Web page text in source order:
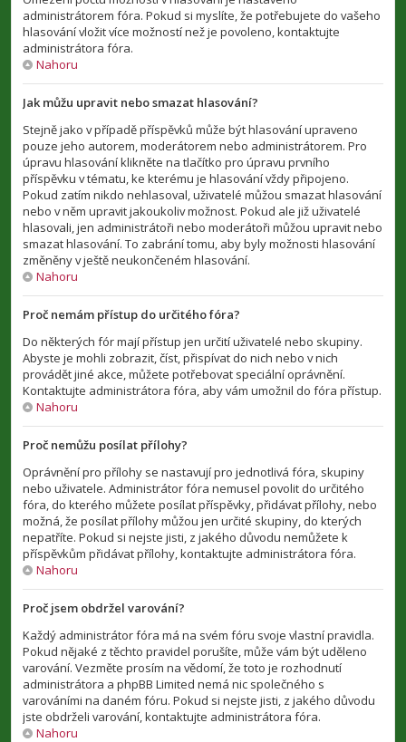
administrátorem fóra. Pokud si myslíte, že potřebujete do vašeho
hlasování vložit více možností než je povoleno, kontaktujte
administrátora fóra.
Nahoru
Jak můžu upravit nebo smazat hlasování?
Stejně jako v případě příspěvků může být hlasování upraveno
pouze jeho autorem, moderátorem nebo administrátorem. Pro
úpravu hlasování klikněte na tlačítko pro úpravu prvního
příspěvku v tématu, ke kterému je hlasování vždy připojeno.
Pokud zatím nikdo nehlasoval, uživatelé můžou smazat hlasování
nebo v něm upravit jakoukoliv možnost. Pokud ale již uživatelé
hlasovali, jen administrátoři nebo moderátoři můžou upravit nebo
smazat hlasování. To zabrání tomu, aby byly možnosti hlasování
změněny v ještě neukončeném hlasování.
Nahoru
Proč nemám přístup do určitého fóra?
Do některých fór mají přístup jen určití uživatelé nebo skupiny.
Abyste je mohli zobrazit, číst, přispívat do nich nebo v nich
provádět jiné akce, můžete potřebovat speciální oprávnění.
Kontaktujte administrátora fóra, aby vám umožnil do fóra přístup.
Nahoru
Proč nemůžu posílat přílohy?
Oprávnění pro přílohy se nastavují pro jednotlivá fóra, skupiny
nebo uživatele. Administrátor fóra nemusel povolit do určitého
fóra, do kterého můžete posílat příspěvky, přidávat přílohy, nebo
možná, že posílat přílohy můžou jen určité skupiny, do kterých
nepatříte. Pokud si nejste jisti, z jakého důvodu nemůžete k
příspěvkům přidávat přílohy, kontaktujte administrátora fóra.
Nahoru
Proč jsem obdržel varování?
Každý administrátor fóra má na svém fóru svoje vlastní pravidla.
Pokud nějaké z těchto pravidel porušíte, může vám být uděleno
varování. Vezměte prosím na vědomí, že toto je rozhodnutí
administrátora a phpBB Limited nemá nic společného s
varováními na daném fóru. Pokud si nejste jisti, z jakého důvodu
jste obdrželi varování, kontaktujte administrátora fóra.
Nahoru